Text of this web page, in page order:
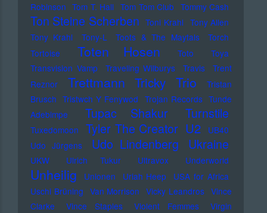
Robinson Tom T. Hall Tom Tom Club Tommy Cash
Ton Steine Scherben Toni Krahl Tony Allen
Tony Krahl
Tony-L Toots & The Maytals
Torch
Tortoise
Toten Hosen Toto
Toya
Transvision Vamp
Traveling Wilburys Travis
Trent
Reznor
Trettmann Tricky Trio
Tristan
Brusch Tristwch Y Fenywod Trojan Records Tunde
Adebimpe
Tupac Shakur Turnstile
Tuxedomoon Tyler The Creator U2
UB40
Udo Jürgens
Udo Lindenberg Ukraine
UKW Ulrich Tukur Ultravox Underworld
Unheilig Unionen Uriah Heep
USA for Africa
Uschi Brüning Van Morrison Vicky Leandros Vince
Clarke
Vince Staples Violent Femmes
Virgin